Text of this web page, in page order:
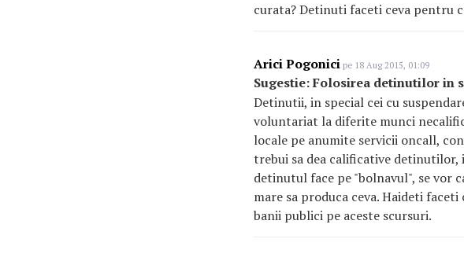
curata? Detinuti faceti ceva pentru
Arici Pogonici pe 18 Aug 2015, 01:09
Sugestie: Folosirea detinutilor in
Detinutii, in special cei cu
voluntariat la diferite munci
locale pe anumite servicii oncall,
trebui sa dea calificative detinutilor,
detinutul face pe "bolnavul", se vor
mare sa produca ceva. Haideti
banii publici pe aceste scursuri.